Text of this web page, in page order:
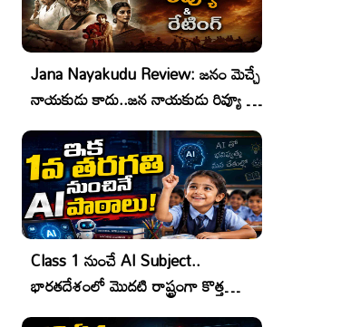
Jana Nayakudu Review: జనం మెచ్చే
నాయకుడు కాదు..జన నాయకుడు రివ్యూ &
రేటింగ్!
Class 1 నుంచే AI Subject..
భారతదేశంలో మొదటి రాష్ట్రంగా కొత్త
చరిత్ర!